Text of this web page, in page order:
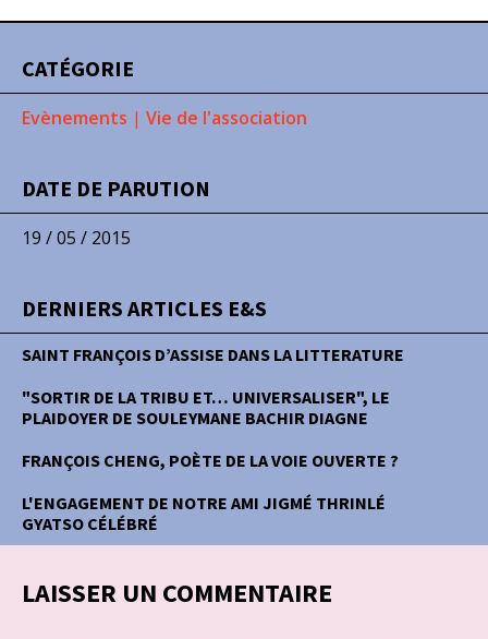
CATÉGORIE
Evènements | Vie de l'association
DATE DE PARUTION
19 / 05 / 2015
DERNIERS ARTICLES E&S
SAINT FRANÇOIS D’ASSISE DANS LA LITTERATURE
"SORTIR DE LA TRIBU ET… UNIVERSALISER", LE
PLAIDOYER DE SOULEYMANE BACHIR DIAGNE
FRANÇOIS CHENG, POÈTE DE LA VOIE OUVERTE ?
L'ENGAGEMENT DE NOTRE AMI JIGMÉ THRINLÉ
GYATSO CÉLÉBRÉ
LAISSER UN COMMENTAIRE